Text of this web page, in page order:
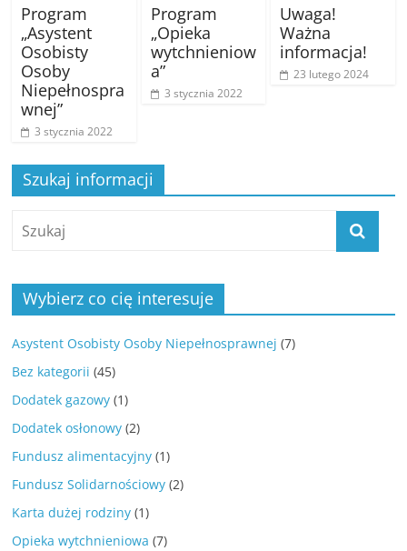
Program
„Asystent
Osobisty
Osoby
Niepełnospra
wnej”
3 stycznia 2022
Program
„Opieka
wytchnieniow
a”
3 stycznia 2022
Uwaga!
Ważna
informacja!
23 lutego 2024
Szukaj informacji
Wybierz co cię interesuje
Asystent Osobisty Osoby Niepełnosprawnej (7)
Bez kategorii (45)
Dodatek gazowy (1)
Dodatek osłonowy (2)
Fundusz alimentacyjny (1)
Fundusz Solidarnościowy (2)
Karta dużej rodziny (1)
Opieka wytchnieniowa (7)